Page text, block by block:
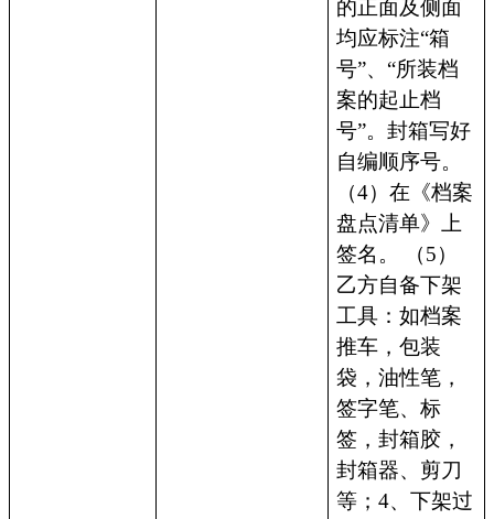
的正面及侧面
均应标注“箱
号”、“所装档
案的起止档
号”。封箱写好
自编顺序号。
（4）在《档案
盘点清单》上
签名。 （5）
乙方自备下架
工具：如档案
推车，包装
袋，油性笔，
签字笔、标
签，封箱胶，
封箱器、剪刀
等；4、下架过